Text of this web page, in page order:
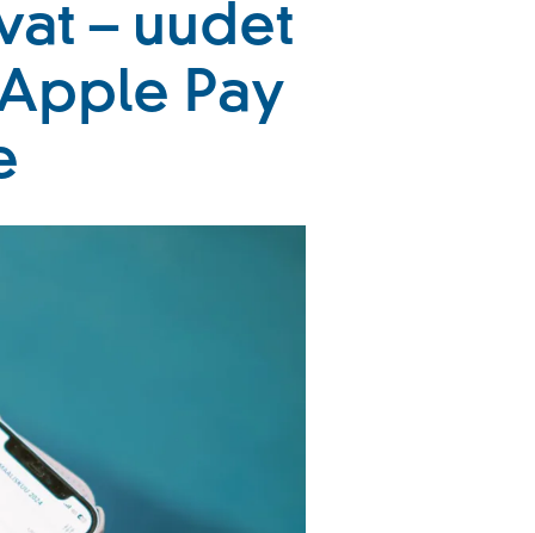
– uudet
Pay